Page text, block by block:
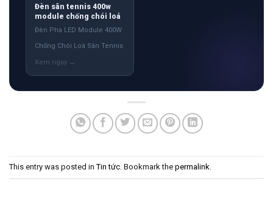
Đèn sân tennis 400w
module chống chói loá
Đèn Pha LED Module 400W
Chống Chói Loá Sân Tennis
This entry was posted inTin tức . Bookmark the permalink